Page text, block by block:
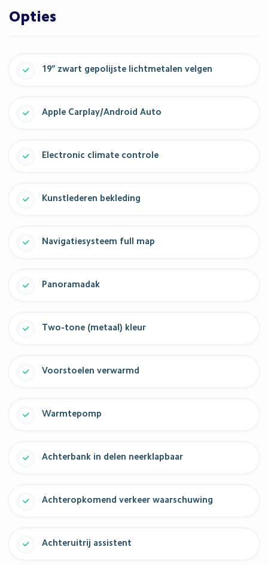
Opties
19” zwart gepolijste lichtmetalen velgen
Apple Carplay/Android Auto
Electronic climate controle
Kunstlederen bekleding
Navigatiesysteem full map
Panoramadak
Two-tone (metaal) kleur
Voorstoelen verwarmd
Warmtepomp
Achterbank in delen neerklapbaar
Achteropkomend verkeer waarschuwing
Achteruitrij assistent